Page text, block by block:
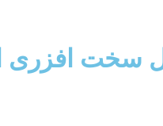
سخت افزری